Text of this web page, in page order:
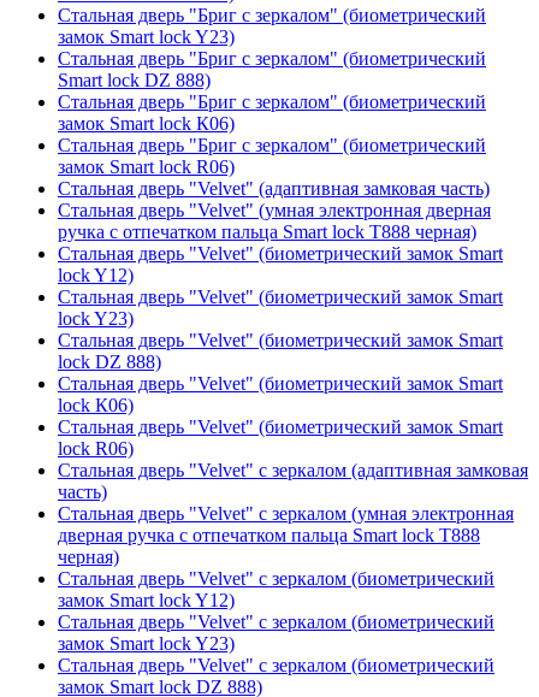
Стальная дверь "Бриг с зеркалом" (биометрический
замок Smart lock Y23)
Стальная дверь "Бриг с зеркалом" (биометрический
Smart lock DZ 888)
Стальная дверь "Бриг с зеркалом" (биометрический
замок Smart lock К06)
Стальная дверь "Бриг с зеркалом" (биометрический
замок Smart lock R06)
Стальная дверь "Velvet" (адаптивная замковая часть)
Стальная дверь "Velvet" (умная электронная дверная
ручка с отпечатком пальца Smart lock T888 черная)
Стальная дверь "Velvet" (биометрический замок Smart
lock Y12)
Стальная дверь "Velvet" (биометрический замок Smart
lock Y23)
Стальная дверь "Velvet" (биометрический замок Smart
lock DZ 888)
Стальная дверь "Velvet" (биометрический замок Smart
lock К06)
Стальная дверь "Velvet" (биометрический замок Smart
lock R06)
Стальная дверь "Velvet" с зеркалом (адаптивная замковая
часть)
Стальная дверь "Velvet" с зеркалом (умная электронная
дверная ручка с отпечатком пальца Smart lock T888
черная)
Стальная дверь "Velvet" с зеркалом (биометрический
замок Smart lock Y12)
Стальная дверь "Velvet" с зеркалом (биометрический
замок Smart lock Y23)
Стальная дверь "Velvet" с зеркалом (биометрический
замок Smart lock DZ 888)